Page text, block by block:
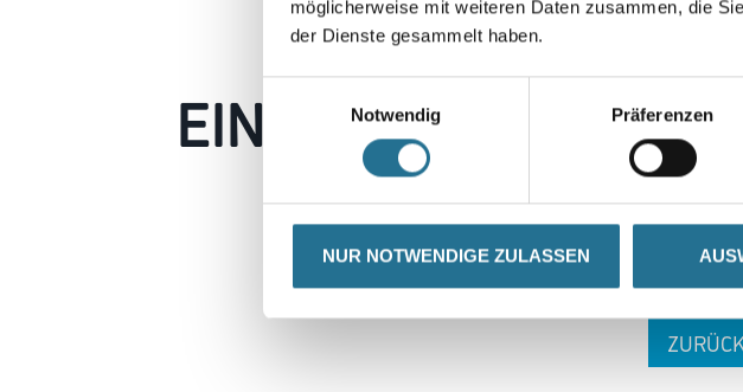
möglicherweise mit weiteren Daten zusammen, die
der Dienste gesammelt haben.
Notwendig
Präferenzen
NUR NOTWENDIGE ZULASSEN
EIN KLEINER
Erkunden Sie in der Zwischenzeit